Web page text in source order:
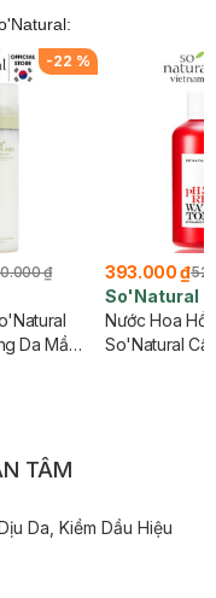
-22 %
₫
Da Mầm
393.000 ₫
So'Natural
Nước Hoa
So'Natural
TÂM
Da, Kiềm Dầu Hiệu